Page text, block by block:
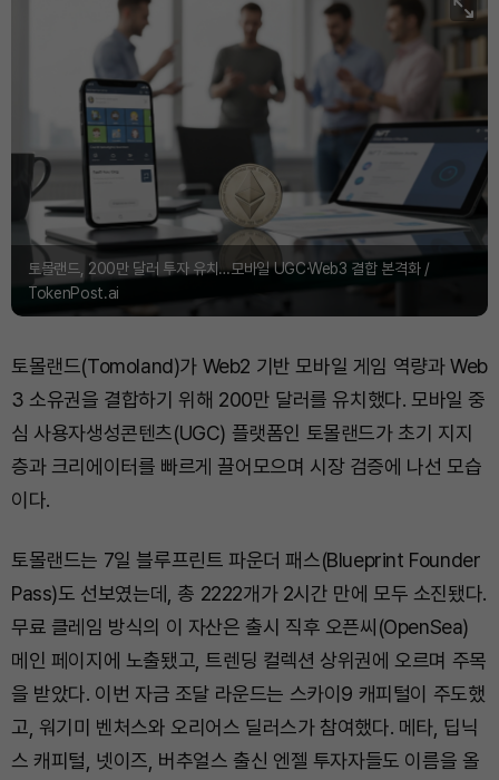
토몰랜드, 200만 달러 투자 유치…모바일 UGC·Web3 결합 본격화 /
TokenPost.ai
토몰랜드(Tomoland)가 Web2 기반 모바일 게임 역량과 Web
3 소유권을 결합하기 위해 200만 달러를 유치했다. 모바일 중
심 사용자생성콘텐츠(UGC) 플랫폼인 토몰랜드가 초기 지지
층과 크리에이터를 빠르게 끌어모으며 시장 검증에 나선 모습
이다.
토몰랜드는 7일 블루프린트 파운더 패스(Blueprint Founder
Pass)도 선보였는데, 총 2222개가 2시간 만에 모두 소진됐다.
무료 클레임 방식의 이 자산은 출시 직후 오픈씨(OpenSea)
메인 페이지에 노출됐고, 트렌딩 컬렉션 상위권에 오르며 주목
을 받았다. 이번 자금 조달 라운드는 스카이9 캐피털이 주도했
고, 워기미 벤처스와 오리어스 딜러스가 참여했다. 메타, 딥닉
스 캐피털, 넷이즈, 버추얼스 출신 엔젤 투자자들도 이름을 올